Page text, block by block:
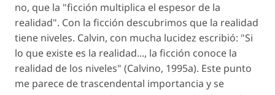
no, que la "ficción multiplica el espesor de la
realidad". Con la ficción descubrimos que la realidad
tiene niveles. Calvin, con mucha lucidez escribió: "Si
lo que existe es la realidad..., la ficción conoce la
realidad de los niveles" (Calvino, 1995a). Este punto
me parece de trascendental importancia y se